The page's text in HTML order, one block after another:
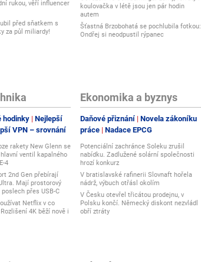
rukou, věří influencer
před sňatkem s
za půl miliardy!
koulovačka v létě jsou jen pár hodin
autem
Šťastná Brzobohatá se pochlubila fotkou:
Ondřej si neodpustil rýpanec
hodinky
Nejlepší
VPN – srovnání
rakety New Glenn se
ventil kapalného
4
2nd Gen přebírají
Mají prostorový
přes USB-C
Netflix v co
4K běží nově i
Ekonomika a byznys
Daňové přiznání Novela zákoníku
práce Nadace EPCG
Potenciální zachránce Soleku zrušil
nabídku. Zadlužené solární společnosti
hrozí konkurz
V bratislavské rafinerii Slovnaft hořela
nádrž, výbuch otřásl okolím
V Česku otevřel třicátou prodejnu, v
Polsku končí. Německý diskont nezvládl
obří ztráty